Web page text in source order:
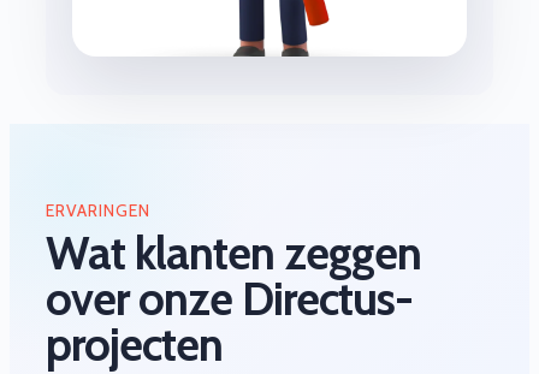
ERVARINGEN
Wat klanten zeggen
over onze Directus-
projecten